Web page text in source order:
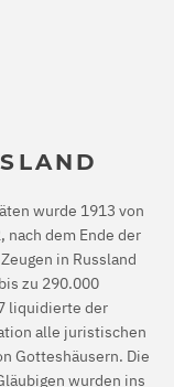
wurde 1913 von
dem Ende der
in Russland
zu 290.000
liquidierte der
alle juristischen
Gotteshäusern. Die
wurden ins